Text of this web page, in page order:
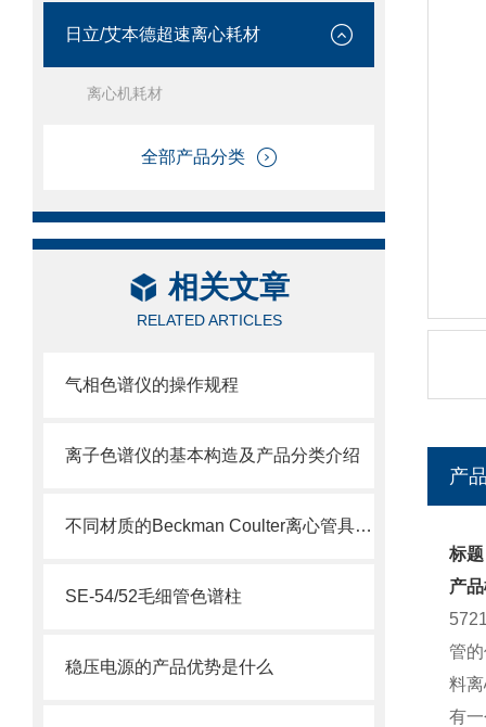
日立/艾本德超速离心耗材
离心机耗材
全部产品分类
相关文章
RELATED ARTICLES
气相色谱仪的操作规程
离子色谱仪的基本构造及产品分类介绍
不同材质的Beckman Coulter离心管具有不同的使用特性
SE-54/52毛细管色谱柱
稳压电源的产品优势是什么
产
标
产
管
料
有